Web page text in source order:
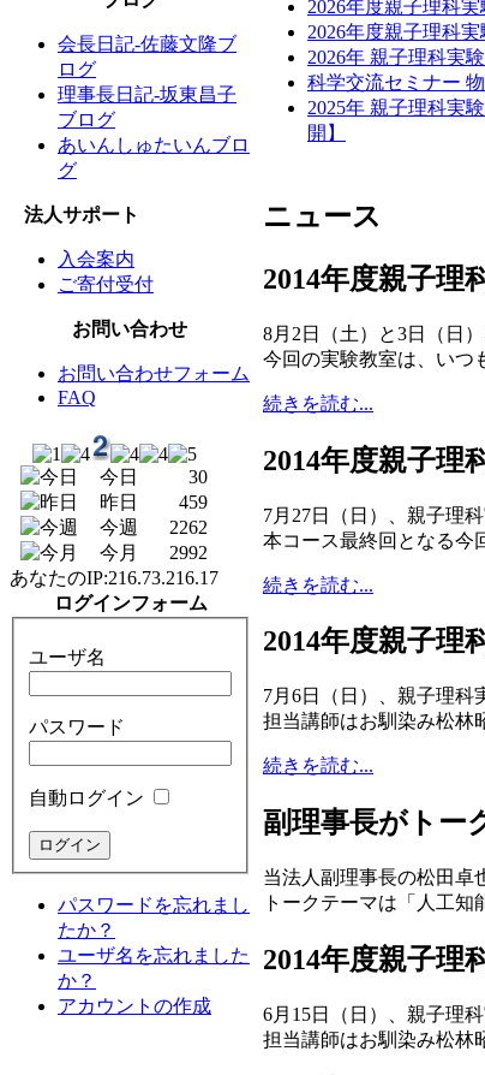
会長日記-佐藤文隆ブ
ログ
理事長日記-坂東昌子
ブログ
あいんしゅたいんブロ
グ
法人サポート
入会案内
ご寄付受付
お問い合わせ
お問い合わせフォーム
FAQ
今日
30
昨日
459
今週
2262
今月
2992
あなたのIP:216.73.216.17
ログインフォーム
ユーザ名
パスワード
自動ログイン
パスワードを忘れまし
たか？
ユーザ名を忘れました
か？
アカウントの作成
2026年度親子理科
2026年度親子理科
2026年 親子理科実
科学交流セミナー
2025年 親子理科実
開】
ニュース
2014年度親子理
8月2日（土）と3日（日
今回の実験教室は、いつ
続きを読む...
2014年度親子理
7月27日（日）、親子理
本コース最終回となる今
続きを読む...
2014年度親子理
7月6日（日）、親子理科
担当講師はお馴染み松林
続きを読む...
副理事長がトー
当法人副理事長の松田卓
トークテーマは「人工
2014年度親子理
6月15日（日）、親子理
担当講師はお馴染み松林